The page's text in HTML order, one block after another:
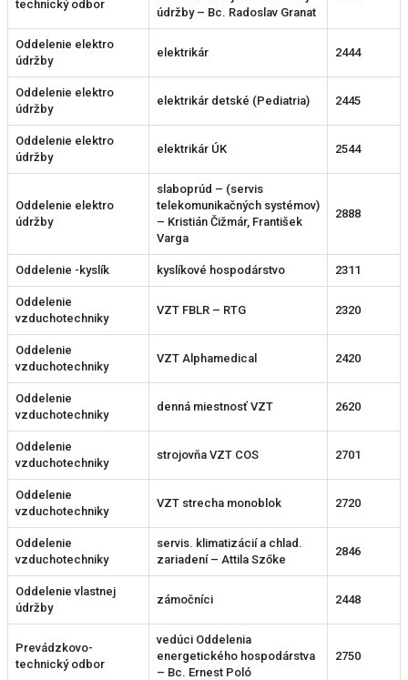
technický odbor
údržby – Bc. Radoslav Granat
Oddelenie elektro
údržby
elektrikár 2444
Oddelenie elektro
údržby
elektrikár detské (Pediatria) 2445
Oddelenie elektro
údržby
elektrikár ÚK 2544
Oddelenie elektro
údržby
slaboprúd – (servis
telekomunikačných systémov)
– Kristián Čižmár, František
Varga
2888
Oddelenie -kyslík kyslíkové hospodárstvo 2311
Oddelenie
vzduchotechniky
VZT FBLR – RTG 2320
Oddelenie
vzduchotechniky
VZT Alphamedical 2420
Oddelenie
vzduchotechniky
denná miestnosť VZT 2620
Oddelenie
vzduchotechniky
strojovňa VZT COS 2701
Oddelenie
vzduchotechniky
VZT strecha monoblok 2720
Oddelenie
vzduchotechniky
servis. klimatizácií a chlad.
zariadení – Attila Szőke
2846
Oddelenie vlastnej
údržby
zámočníci 2448
Prevádzkovo-
technický odbor
vedúci Oddelenia
energetického hospodárstva
– Bc. Ernest Poló
2750